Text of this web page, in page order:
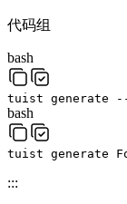
代码组
bash
tuist generate
bash
tuist generate
:::